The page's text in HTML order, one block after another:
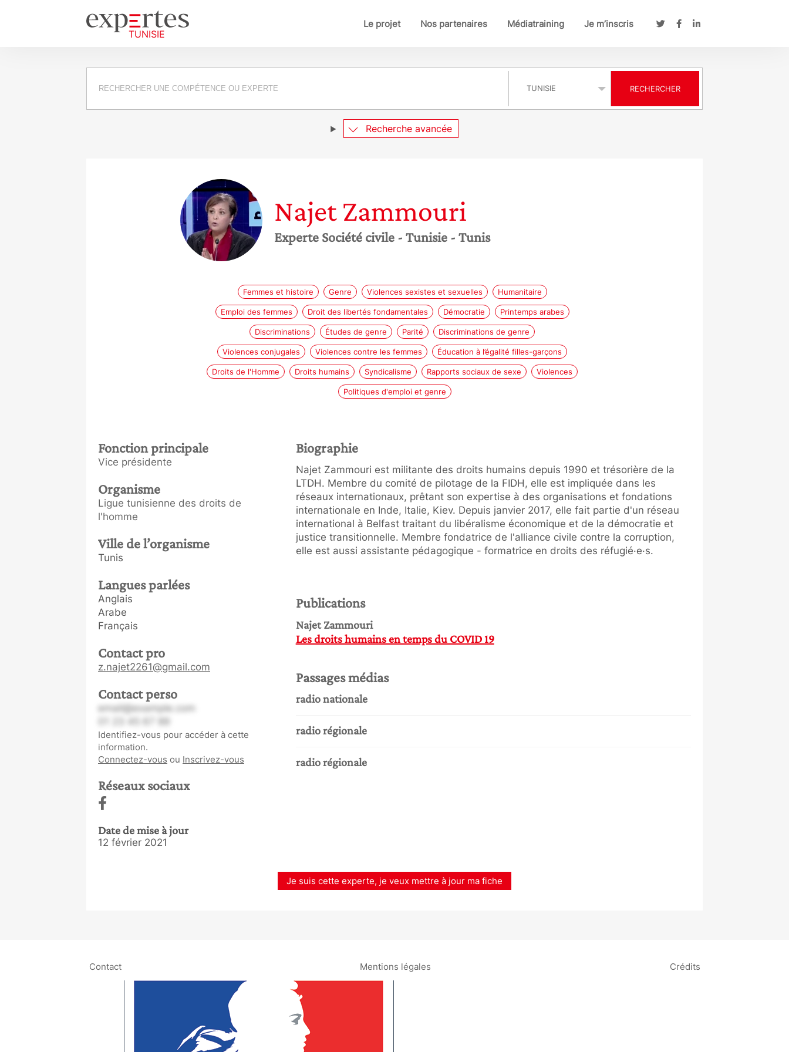
Le projet Nos partenaires Médiatraining Je m’inscris
Requête RECHERCHER
Recherche avancée
NajetZammouri
Experte Société civile - Tunisie - Tunis
Femmes et histoire Genre Violences sexistes et sexuelles Humanitaire
Emploi des femmes Droit des libertés fondamentales Démocratie Printemps arabes
Discriminations Études de genre Parité Discriminations de genre
Violences conjugales Violences contre les femmes Éducation à l’égalité filles-garçons
Droits de l'Homme Droits humains Syndicalisme Rapports sociaux de sexe Violences
Politiques d'emploi et genre
Fonction principale
Vice présidente
Organisme
Ligue tunisienne des droits de
l'homme
Ville de l’organisme
Tunis
Langues parlées
Anglais
Arabe
Français
Contact pro
z.najet2261@gmail.com
Contact perso
email@example.com
Identifiez-vous pour accéder à cette
information.
Connectez-vous ou Inscrivez-vous
Réseaux sociaux
Date de mise à jour
12 février 2021
Biographie
Najet Zammouri est militante des droits humains depuis 1990 et trésorière de la
LTDH. Membre du comité de pilotage de la FIDH, elle est impliquée dans les
réseaux internationaux, prêtant son expertise à des organisations et fondations
internationale en Inde, Italie, Kiev. Depuis janvier 2017, elle fait partie d'un réseau
international à Belfast traitant du libéralisme économique et de la démocratie et
justice transitionnelle. Membre fondatrice de l'alliance civile contre la corruption,
elle est aussi assistante pédagogique - formatrice en droits des réfugié·e·s.
Publications
Najet Zammouri
Les droits humains en temps du COVID 19
Passages médias
radio nationale
radio régionale
radio régionale
Je suis cette experte, je veux mettre à jour ma fiche
Contact Mentions légales Crédits